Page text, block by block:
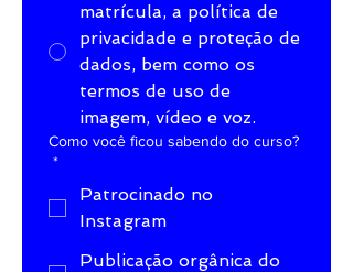
matrícula, a política de
privacidade e proteção de
dados, bem como os
termos de uso de
imagem, vídeo e voz.
Como você ficou sabendo do curso?
*
Patrocinado no
Instagram
Publicação orgânica do